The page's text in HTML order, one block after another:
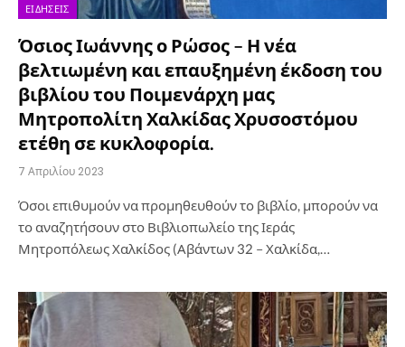
ΕΙΔΉΣΕΙΣ
Όσιος Ιωάννης ο Ρώσος – Η νέα
βελτιωμένη και επαυξημένη έκδοση του
βιβλίου του Ποιμενάρχη μας
Μητροπολίτη Χαλκίδας Χρυσοστόμου
ετέθη σε κυκλοφορία.
7 Απριλίου 2023
Όσοι επιθυμούν να προμηθευθούν το βιβλίο, μπορούν να
το αναζητήσουν στο Βιβλιοπωλείο της Ιεράς
Μητροπόλεως Χαλκίδος (Αβάντων 32 – Χαλκίδα,…